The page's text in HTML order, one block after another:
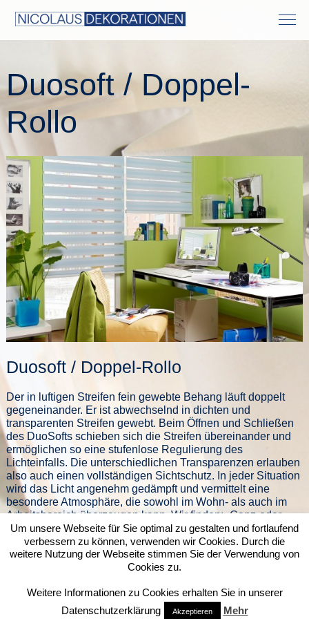
Duosoft / Doppel-
Rollo
Duosoft / Doppel-Rollo
Der in luftigen Streifen fein gewebte Behang läuft doppelt
gegeneinander. Er ist abwechselnd in dichten und
transparenten Streifen gewebt. Beim Öffnen und Schließen
des DuoSofts schieben sich die Streifen übereinander und
ermöglichen so eine stufenlose Regulierung des
Lichteinfalls. Die unterschiedlichen Transparenzen erlauben
also auch einen vollständigen Sichtschutz. In jeder Situation
wird das Licht angenehm gedämpft und vermittelt eine
besondere Atmosphäre, die sowohl im Wohn- als auch im
Arbeitsbereich überzeugen kann. Wir finden: „Ganz-oder-
gar-nicht-Lösungen“ sind nicht mehr zeitgemäß und passen
einfach nicht zu Menschen, die differenzieren wollen.
Um unsere Webseite für Sie optimal zu gestalten und fortlaufend
verbessern zu können, verwenden wir Cookies. Durch die
weitere Nutzung der Webseite stimmen Sie der Verwendung von
Cookies zu.
Weitere Informationen zu Cookies erhalten Sie in unserer
Datenschutzerklärung
Akzeptieren Mehr